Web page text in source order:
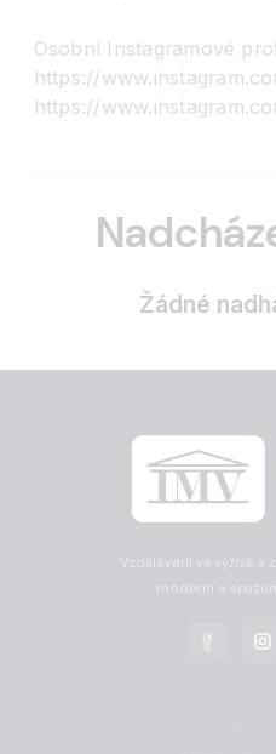
Osobní Instagramové
https://
https://
Žádné
Vzdělávání ve výživě a
moderní a